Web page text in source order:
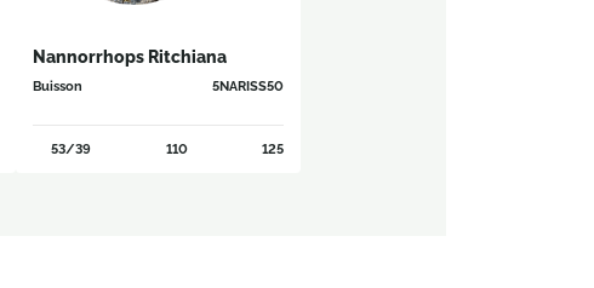
Nannorrhops Ritchiana
Buisson 5NARISS50
53/39 110 125